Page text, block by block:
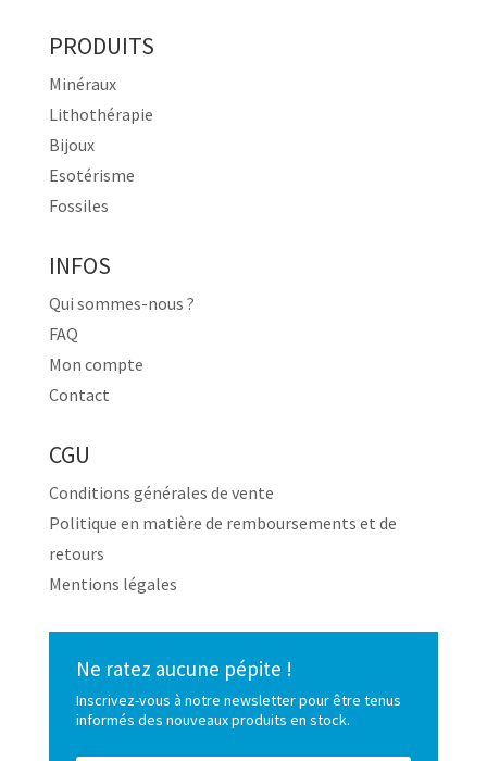
PRODUITS
Minéraux
Lithothérapie
Bijoux
Esotérisme
Fossiles
INFOS
Qui sommes-nous ?
FAQ
Mon compte
Contact
CGU
Conditions générales de vente
Politique en matière de remboursements et de
retours
Mentions légales
Ne ratez aucune pépite !
Inscrivez-vous à notre newsletter pour être tenus
informés des nouveaux produits en stock.